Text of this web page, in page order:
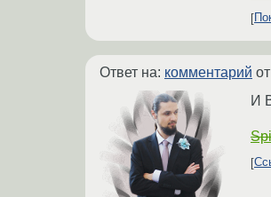
Ответ на: комментарий
И